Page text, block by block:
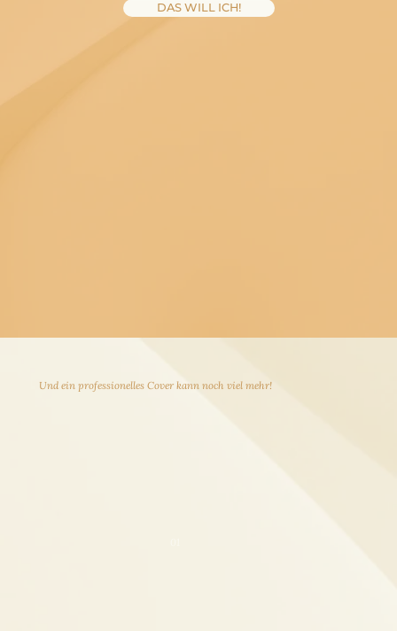
DAS WILL ICH!
Und ein professionelles Cover kann noch viel mehr!